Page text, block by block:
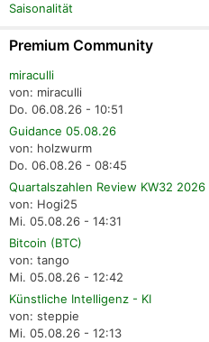
Saisonalität
Premium Community
miraculli
von: miraculli
Do. 06.08.26 - 10:51
Guidance 05.08.26
von: holzwurm
Do. 06.08.26 - 08:45
Quartalszahlen Review KW32 2026
von: Hogi25
Mi. 05.08.26 - 14:31
Bitcoin (BTC)
von: tango
Mi. 05.08.26 - 12:42
Künstliche Intelligenz - KI
von: steppie
Mi. 05.08.26 - 12:13